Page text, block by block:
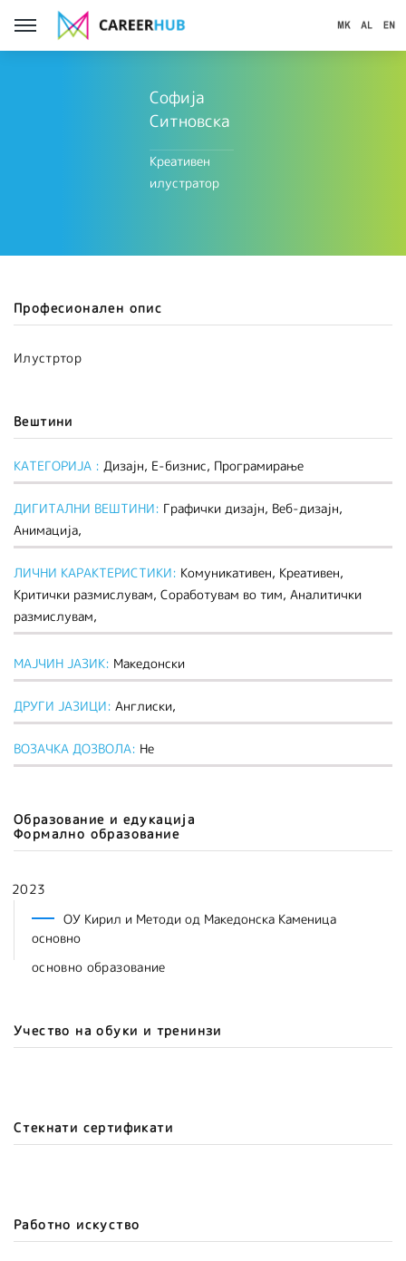
Софија
Ситновска
Креативен
илустратор
Професионален опис
Илустртор
Вештини
КАТЕГОРИЈА : Дизајн, Е-бизнис, Програмирање
ДИГИТАЛНИ ВЕШТИНИ: Графички дизајн, Веб-дизајн,
Анимација,
ЛИЧНИ КАРАКТЕРИСТИКИ: Комуникативен, Креативен,
Критички размислувам, Соработувам во тим, Аналитички
размислувам,
МАЈЧИН ЈАЗИК: Македонски
ДРУГИ ЈАЗИЦИ: Англиски,
ВОЗАЧКА ДОЗВОЛА: Не
Образование и едукација
Формално образование
2023
ОУ Кирил и Методи од Македонска Каменица
основно
основно образование
Учество на обуки и тренинзи
Стекнати сертификати
Работно искуство